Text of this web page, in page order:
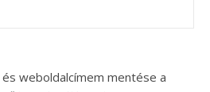
weboldalcímem mentése a